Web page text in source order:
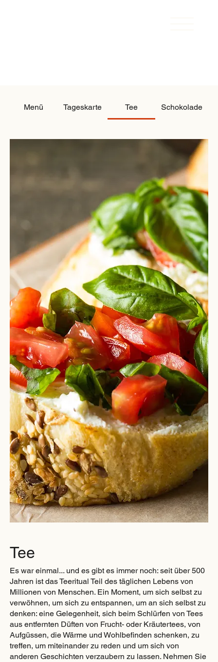
Menü Tageskarte Tee Schokolade
Tee
Es war einmal... und es gibt es immer noch: seit über 500
Jahren ist das Teeritual Teil des täglichen Lebens von
Millionen von Menschen. Ein Moment, um sich selbst zu
verwöhnen, um sich zu entspannen, um an sich selbst zu
denken: eine Gelegenheit, sich beim Schlürfen von Tees
aus entfernten Düften von Frucht- oder Kräutertees, von
Aufgüssen, die Wärme und Wohlbefinden schenken, zu
treffen, um miteinander zu reden und um sich von
anderen Geschichten verzaubern zu lassen. Nehmen Sie